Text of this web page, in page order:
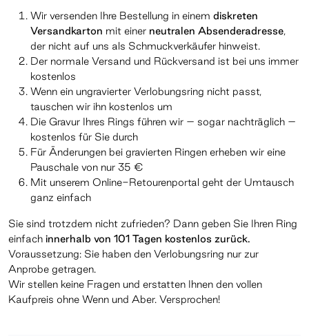
Wir versenden Ihre Bestellung in einem diskreten
Versandkarton mit einer neutralen Absenderadresse,
der nicht auf uns als Schmuckverkäufer hinweist.
Der normale Versand und Rückversand ist bei uns immer
kostenlos
Wenn ein ungravierter Verlobungsring nicht passt,
tauschen wir ihn kostenlos um
Die Gravur Ihres Rings führen wir – sogar nachträglich –
kostenlos für Sie durch
Für Änderungen bei gravierten Ringen erheben wir eine
Pauschale von nur 35 €
Mit unserem Online-Retourenportal geht der Umtausch
ganz einfach
Sie sind trotzdem nicht zufrieden? Dann geben Sie Ihren Ring
einfach innerhalb von 101 Tagen kostenlos zurück.
Voraussetzung: Sie haben den Verlobungsring nur zur
Anprobe getragen.
Wir stellen keine Fragen und erstatten Ihnen den vollen
Kaufpreis ohne Wenn und Aber. Versprochen!